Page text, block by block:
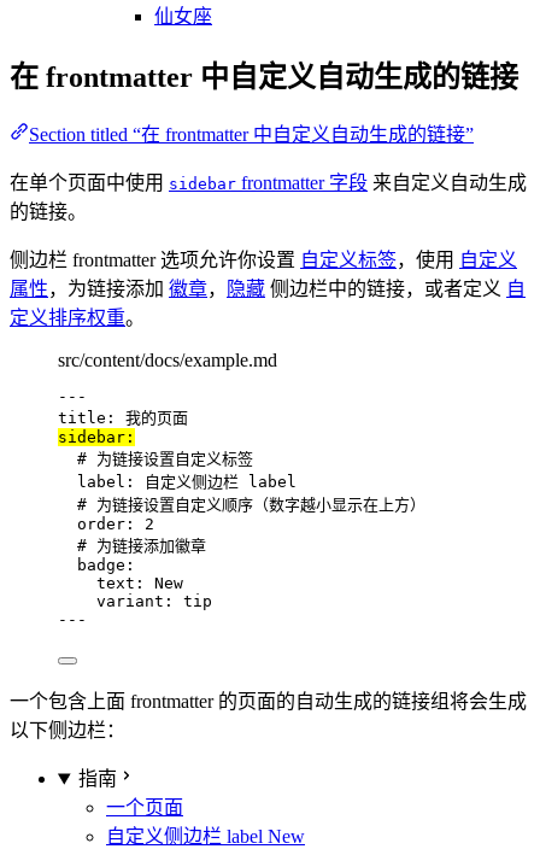
仙女座
在 frontmatter 中自定义自动生成的链接
Section titled “在 frontmatter 中自定义自动生成的链接”
在单个页面中使用 sidebar frontmatter 字段 来自定义自动生成
的链接。
侧边栏 frontmatter 选项允许你设置 自定义标签，使用 自定义
属性，为链接添加 徽章， 隐藏 侧边栏中的链接，或者定义 自
定义排序权重。
src/content/docs/example.md
---
title : 我的页面
sidebar :
# 为链接设置自定义标签
label :
自定义侧边栏 label
# 为链接设置自定义顺序（数字越小显示在上方）
order : 2
# 为链接添加徽章
badge :
text : New
variant : tip
---
一个包含上面 frontmatter 的页面的自动生成的链接组将会生成
以下侧边栏：
指南
一个页面
自定义侧边栏 label New